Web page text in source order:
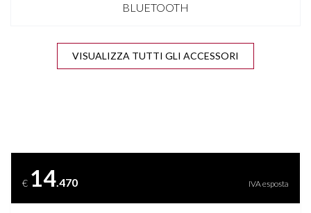
BLUETOOTH
CLIMA
DISATTIVAZIONE AIRBAG LATO PASSEGGERO
VISUALIZZA TUTTI GLI ACCESSORI
€ 14.470 IVA esposta